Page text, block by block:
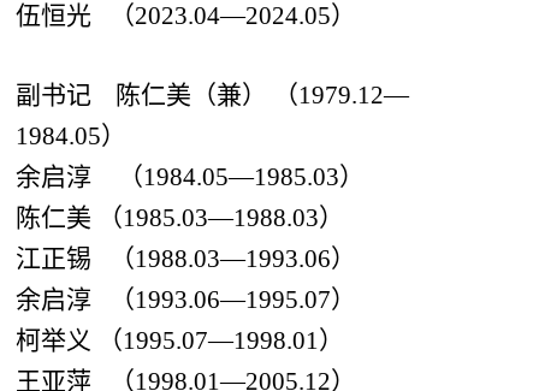
伍恒光
（2023.04—2024.05）
副书记 陈仁美（兼） （1979.12—
1984.05）
余启淳
（1984.05—1985.03）
陈仁美
（1985.03—1988.03）
江正锡
（1988.03—1993.06）
余启淳
（1993.06—1995.07）
柯举义
（1995.07—1998.01）
王亚萍
（1998.01—2005.12）